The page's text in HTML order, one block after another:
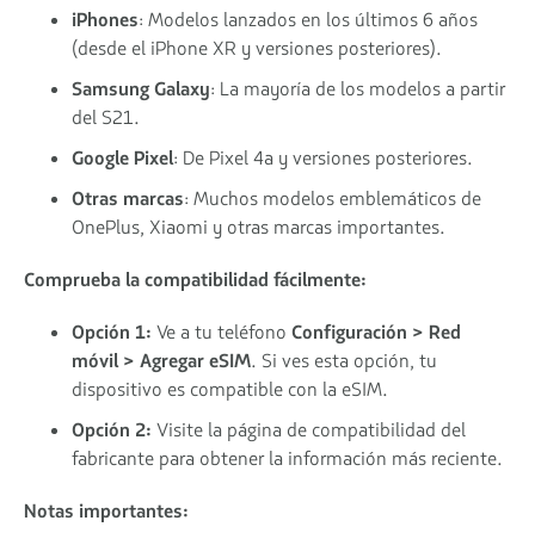
iPhones: Modelos lanzados en los últimos 6 años
(desde el iPhone XR y versiones posteriores).
Samsung Galaxy: La mayoría de los modelos a partir
del S21.
Google Pixel: De Pixel 4a y versiones posteriores.
Otras marcas: Muchos modelos emblemáticos de
OnePlus, Xiaomi y otras marcas importantes.
Comprueba la compatibilidad fácilmente:
Opción 1: Ve a tu teléfono Configuración > Red
móvil > Agregar eSIM. Si ves esta opción, tu
dispositivo es compatible con la eSIM.
Opción 2: Visite la página de compatibilidad del
fabricante para obtener la información más reciente.
Notas importantes: